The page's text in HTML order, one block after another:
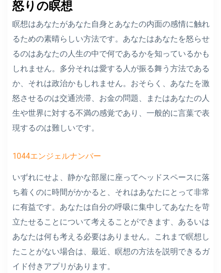
怒りの瞑想
瞑想はあなたがあなた自身とあなたの内面の感情に触れ
るための素晴らしい方法です。あなたはあなたを怒らせ
るのはあなたの人生の中で何であるかを知っているかも
しれません。多分それは愛する人が振る舞う方法である
か、それは政治かもしれません。おそらく、あなたを激
怒させるのは交通渋滞、お金の問題、またはあなたの人
生や世界に対する不満の感覚であり、一般的に言葉で表
現するのは難しいです。
1044エンジェルナンバー
いずれにせよ、静かな部屋に座ってヘッドスペースに落
ち着くのに時間がかかると、それはあなたにとって非常
に有益です。あなたは自分の呼吸に集中してあなたを苛
立たせることについて考えることができます、あるいは
あなたは何も考える必要はありません。これまで瞑想し
たことがない場合は、最近、瞑想の方法を説明できるガ
イド付きアプリがあります。